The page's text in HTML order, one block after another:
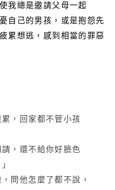
我總是邀請父母一起
自己的男孩，或是抱怨先
累想逃，感到相當的罪惡
累，回家都不管小孩
請，還不給你好臉色
問他怎麼了都不說，